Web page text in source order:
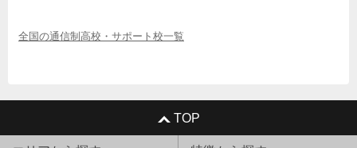
全国の通信制高校・サポート校一覧
TOP